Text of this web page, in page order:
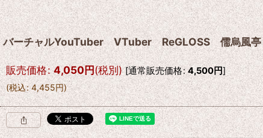
バーチャルYouTuber VTuber ReGLOSS 儒烏風
販売価格: 4,050円(税別) [通常販売価格: 4,500円]
(税込: 4,455円)